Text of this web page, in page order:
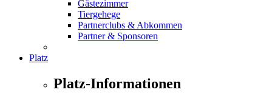
Gästezimmer
Tiergehege
Partnerclubs & Abkommen
Partner & Sponsoren
Platz
Platz-Informationen